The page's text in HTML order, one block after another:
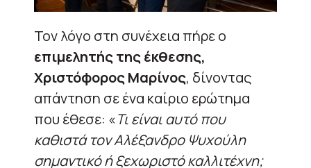
Τον λόγο στη συνέχεια πήρε ο
επιμελητής της έκθεσης,
Χριστόφορος Μαρίνος, δίνοντας
απάντηση σε ένα καίριο ερώτημα
που έθεσε: «Τι είναι αυτό που
καθιστά τον Αλέξανδρο Ψυχούλη
σημαντικό ή ξεχωριστό καλλιτέχνη;